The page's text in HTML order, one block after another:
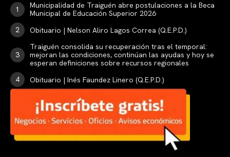
Municipalidad de Traiguén abre postulaciones a la Beca
Municipal de Educación Superior 2026
Obituario | Nelson Aliro Lagos Correa (Q.E.P.D.)
Traiguén consolida su recuperación tras el temporal:
mejoran las condiciones, continúan las ayudas y hoy se
esperan definiciones sobre recursos regionales
Obituario | Inés Faundez Linero (Q.E.P.D.)